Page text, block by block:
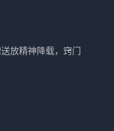
放精神降载，窍门